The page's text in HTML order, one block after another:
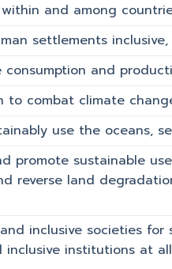
and among
settlements
consumption and
to combat climate
use the oceans,
promote sustainable
reverse land
inclusive societies
institutions at all